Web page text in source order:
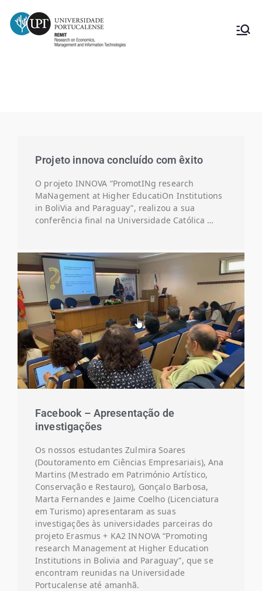
Projeto innova concluído com êxito
O projeto INNOVA “PromotINg research
MaNagement at Higher EducatiOn Institutions
in BoliVia and Paraguay”, realizou a sua
conferência final na Universidade Católica …
Facebook – Apresentação de
investigações
Os nossos estudantes Zulmira Soares
(Doutoramento em Ciências Empresariais), Ana
Martins (Mestrado em Património Artístico,
Conservação e Restauro), Gonçalo Barbosa,
Marta Fernandes e Jaime Coelho (Licenciatura
em Turismo) apresentaram as suas
investigações às universidades parceiras do
projeto Erasmus + KA2 INNOVA “Promoting
research Management at Higher Education
Institutions in Bolivia and Paraguay”, que se
encontram reunidas na Universidade
Portucalense até amanhã.